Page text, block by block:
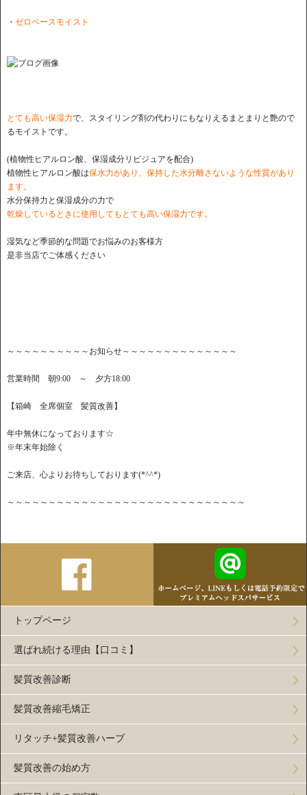
・ ゼロベースモイスト
とても高い保湿力で、スタイリング剤の代わりにもなりえるまとまりと艶ので
るモイストです。
(植物性ヒアルロン酸、保湿成分リピジュアを配合)
植物性ヒアルロン酸は保水力があり、保持した水分離さないような性質があり
ます。
水分保持力と保湿成分の力で
乾燥しているときに使用してもとても高い保湿力です。
湿気など季節的な問題でお悩みのお客様方
是非当店でご体感ください
～～～～～～～～～～お知らせ～～～～～～～～～～～～～～
営業時間 朝9:00 ～ 夕方18:00
【箱崎 全席個室 髪質改善】
年中無休になっております☆
※年末年始除く
ご来店、心よりお待ちしております(*^^*)
～～～～～～～～～～～～～～～～～～～～～～～～～～～～～
トップページ
選ばれ続ける理由【口コミ】
髪質改善診断
髪質改善縮毛矯正
リタッチ+髪質改善ハーブ
髪質改善の始め方